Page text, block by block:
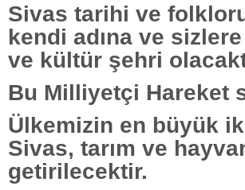
Sivas tarihi ve
kendi adına ve
ve kültür şehri
Bu Milliyetçi Hareket
Ülkemizin en büyük
Sivas, tarım ve
getirilecektir.